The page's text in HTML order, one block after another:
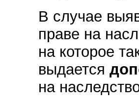
В случае
праве на
на которое
выдается
на